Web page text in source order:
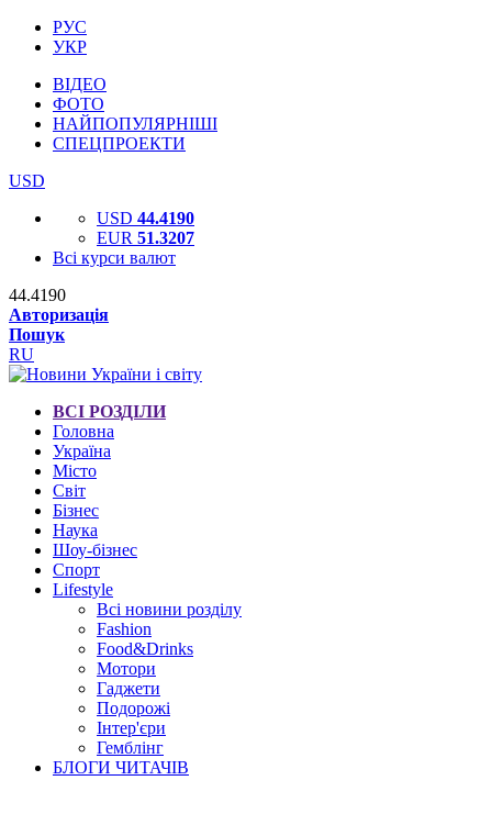
РУС
УКР
ВІДЕО
ФОТО
НАЙПОПУЛЯРНІШІ
СПЕЦПРОЕКТИ
USD
USD 44.4190
EUR 51.3207
Всі курси валют
44.4190
Авторизація
Пошук
RU
ВСІ РОЗДІЛИ
Головна
Україна
Місто
Світ
Бізнес
Наука
Шоу-бізнес
Спорт
Lifestyle
Всі новини розділу
Fashion
Food&Drinks
Мотори
Гаджети
Подорожі
Інтер'єри
Гемблінг
БЛОГИ ЧИТАЧІВ